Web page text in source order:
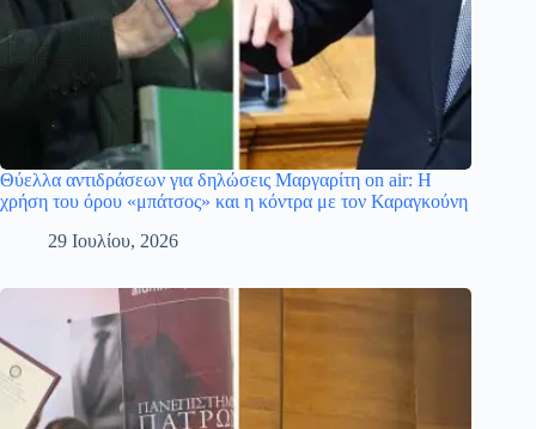
Θύελλα αντιδράσεων για δηλώσεις Μαργαρίτη on air: Η
χρήση του όρου «μπάτσος» και η κόντρα με τον Καραγκούνη
29 Ιουλίου, 2026